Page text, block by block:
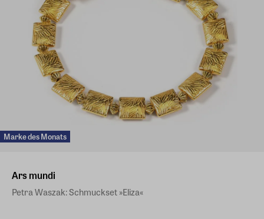
Marke des Monats
Ars mundi
Petra Waszak: Schmuckset »Eliza«